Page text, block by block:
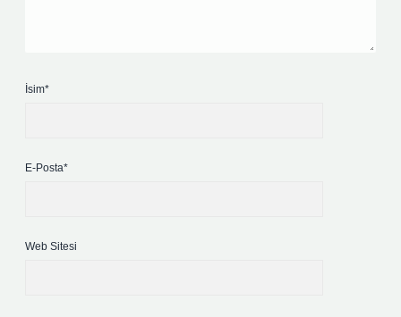
İsim*
E-Posta*
Web Sitesi